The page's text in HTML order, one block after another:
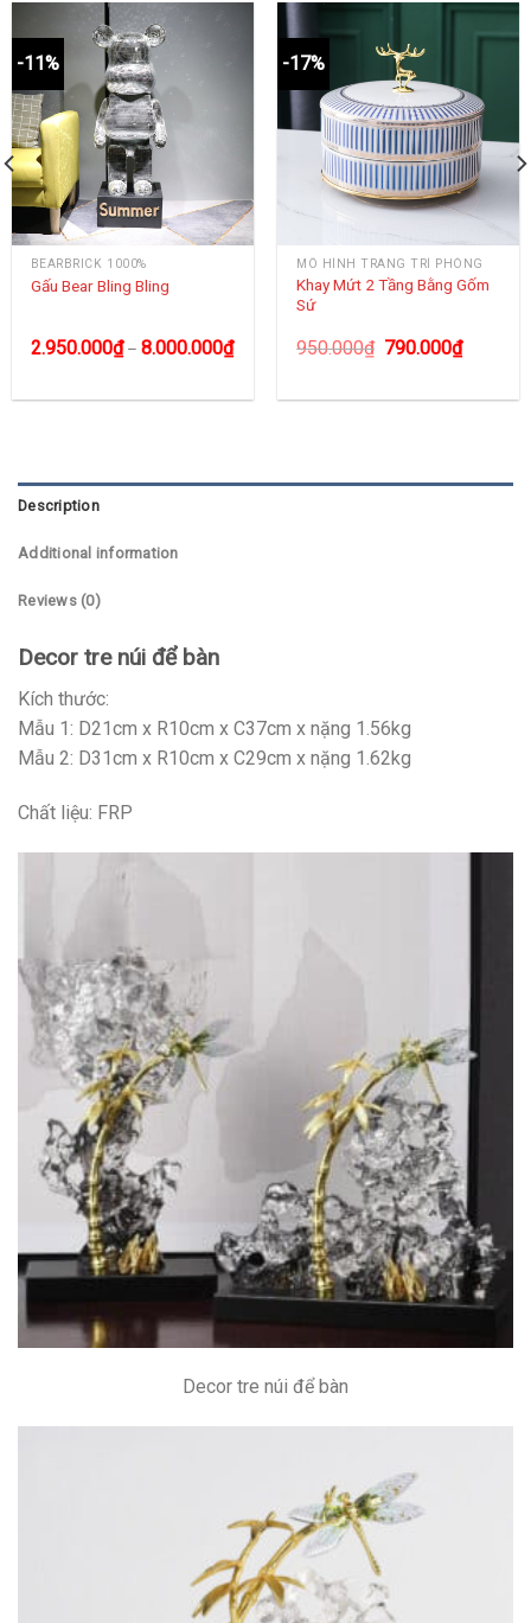
-11%
BEARBRICK 1000%
Gấu Bear Bling Bling
2.950.000₫– 8.000.000₫
-17%
MÔ HÌNH TRANG TRÍ PHÒNG
Khay Mứt 2 Tầng Bằng Gốm
Sứ
950.000₫ 790.000₫
Description
Additional information
Reviews (0)
Decor tre núi để bàn
Kích thước:
Mẫu 1: D21cm x R10cm x C37cm x nặng 1.56kg
Mẫu 2: D31cm x R10cm x C29cm x nặng 1.62kg
Chất liệu: FRP
Decor tre núi để bàn